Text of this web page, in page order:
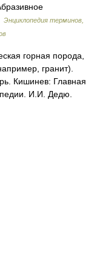
Энциклопедия терминов,
горная порода,
гранит).
Кишинев: Главная
И.И. Дедю.